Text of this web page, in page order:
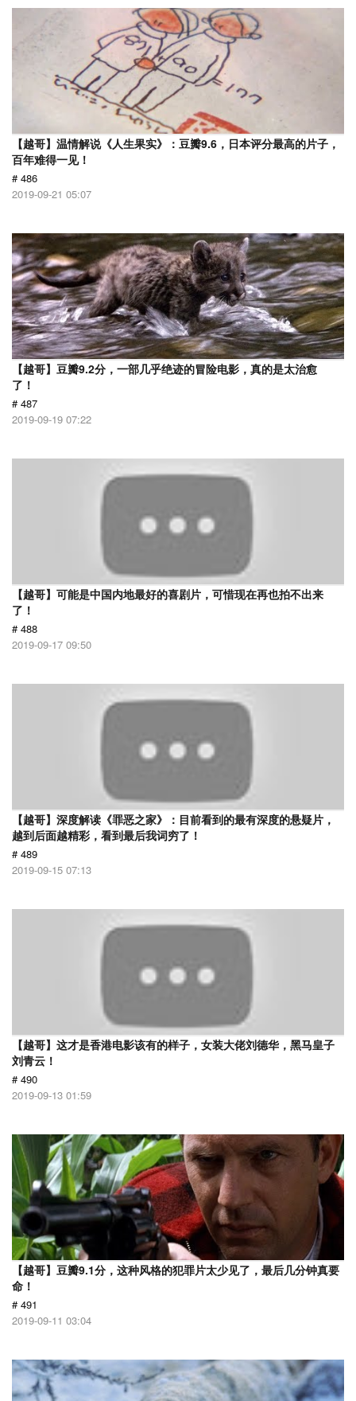
【越哥】温情解说《人生果实》：豆瓣9.6，日本评分最高的片子，
百年难得一见！
# 486
2019-09-21 05:07
【越哥】豆瓣9.2分，一部几乎绝迹的冒险电影，真的是太治愈
了！
# 487
2019-09-19 07:22
【越哥】可能是中国内地最好的喜剧片，可惜现在再也拍不出来
了！
# 488
2019-09-17 09:50
【越哥】深度解读《罪恶之家》：目前看到的最有深度的悬疑片，
越到后面越精彩，看到最后我词穷了！
# 489
2019-09-15 07:13
【越哥】这才是香港电影该有的样子，女装大佬刘德华，黑马皇子
刘青云！
# 490
2019-09-13 01:59
【越哥】豆瓣9.1分，这种风格的犯罪片太少见了，最后几分钟真要
命！
# 491
2019-09-11 03:04